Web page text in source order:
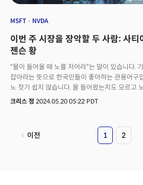
MSFT NVDA
이번 주 시장을 장악할 두 사람: 사티
젠슨 황
"물이 들어올 때 노를 저어라"는 말이 있습니다.
잡아라는 뜻으로 한국인들이 좋아하는 관용어구
노 젓기 쉽지 않습니다. 물 들어왔는지도 모르고
못하기 때문입니다. 비전(인사이트)이 없으니 때
있어야 합니다. 물이 들어올 때 노를 젓기 시작하
경우도 많습니다. 물이 다 찬 후에야 노를 젓기 시
크리스 정 2024.05.20 05:22 PDT
이전 1 2